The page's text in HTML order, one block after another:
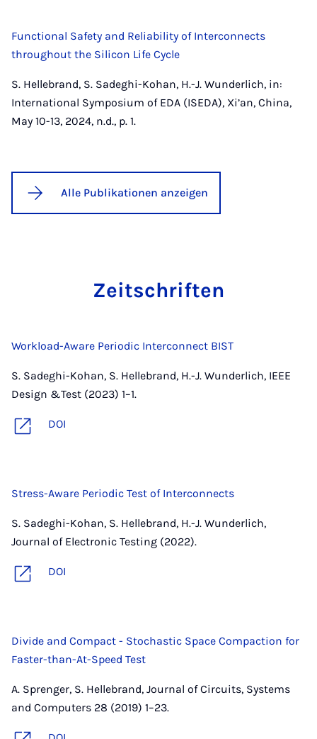
Functional Safety and Reliability of Interconnects
throughout the Silicon Life Cycle
S. Hellebrand, S. Sadeghi-Kohan, H.-J. Wunderlich, in:
International Symposium of EDA (ISEDA), Xi’an, China,
May 10-13, 2024, n.d., p. 1.
Alle Publikationen anzeigen
Zeit­schrif­ten
Workload-Aware Periodic Interconnect BIST
S. Sadeghi-Kohan, S. Hellebrand, H.-J. Wunderlich, IEEE
Design &Test (2023) 1–1.
DOI
Stress-Aware Periodic Test of Interconnects
S. Sadeghi-Kohan, S. Hellebrand, H.-J. Wunderlich,
Journal of Electronic Testing (2022).
DOI
Divide and Compact - Stochastic Space Compaction for
Faster-than-At-Speed Test
A. Sprenger, S. Hellebrand, Journal of Circuits, Systems
and Computers 28 (2019) 1–23.